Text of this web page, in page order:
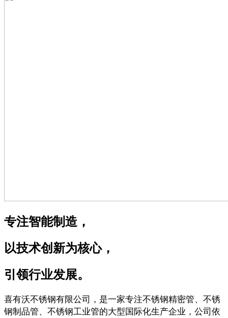
专注智能制造，
以技术创新为核心，
引领行业发展。
喜有沃不锈钢有限公司，是一家专注不锈钢精密管、不锈
钢制品管、不锈钢工业管的大型国际化生产企业，公司依